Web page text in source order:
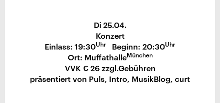
Di 25.04.
Konzert
Einlass: 19:30Uhr Beginn: 20:30Uhr
Ort: MuffathalleMünchen
VVK € 26 zzgl.Gebühren
präsentiert von Puls, Intro, MusikBlog, curt